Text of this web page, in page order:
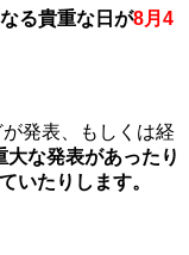
る貴重な日が8月4
発表、もしくは経
大な発表があったり
いたりします。